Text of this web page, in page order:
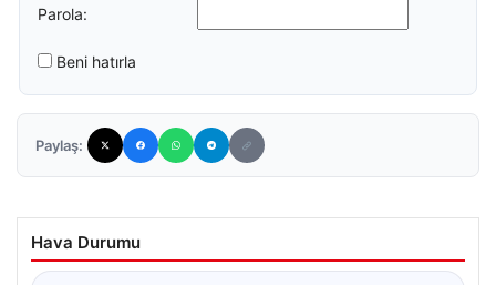
Parola:
Beni hatırla
Paylaş:
Hava Durumu